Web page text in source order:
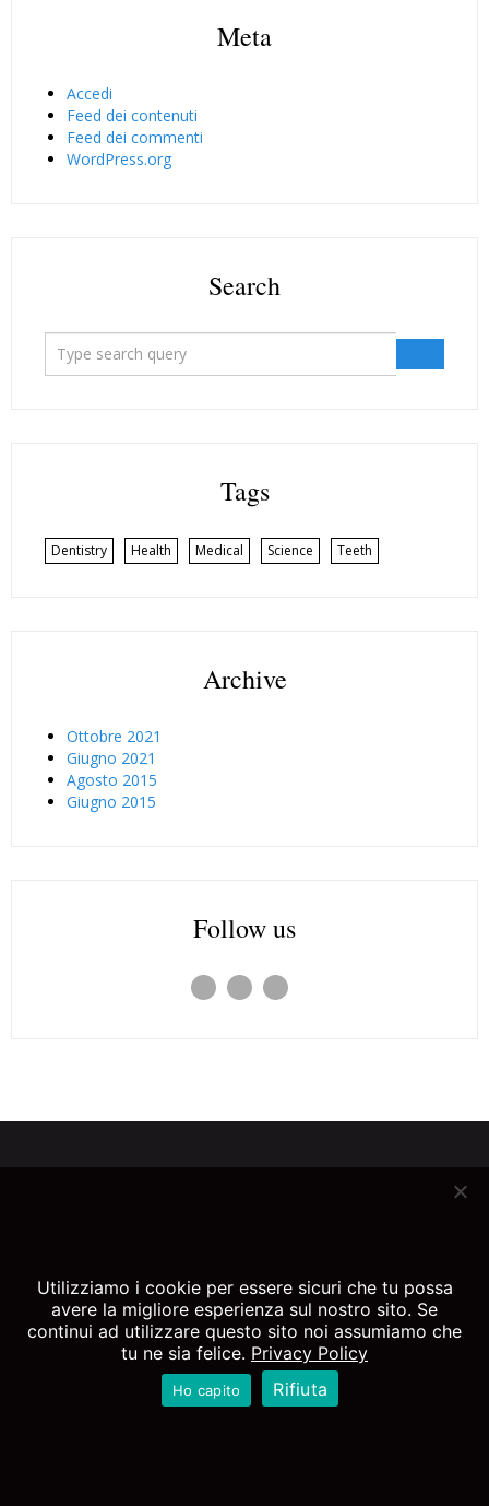
Meta
Accedi
Feed dei contenuti
Feed dei commenti
WordPress.org
Search
Tags
Dentistry Health Medical Science Teeth
Archive
Ottobre 2021
Giugno 2021
Agosto 2015
Giugno 2015
Follow us
PIANIFICAZIONE DIGITALE
CONSULTO A DISTANZA
TEST SUL SORRISO
Utilizziamo i cookie per essere sicuri che tu possa
avere la migliore esperienza sul nostro sito. Se
continui ad utilizzare questo sito noi assumiamo che
tu ne sia felice. Privacy Policy
Ho capito Rifiuta